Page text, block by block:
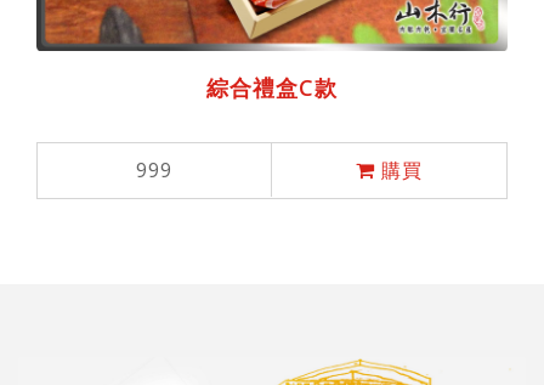
綜合禮盒C款
999 購買